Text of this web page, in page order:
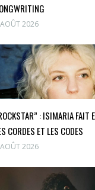
2026
: ISIMARIA FAIT
CORDES ET LES CODES
2026